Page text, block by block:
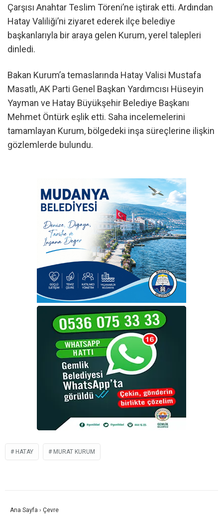
Çarşısı Anahtar Teslim Töreni’ne iştirak etti. Ardından
Hatay Valiliği’ni ziyaret ederek ilçe belediye
başkanlarıyla bir araya gelen Kurum, yerel talepleri
dinledi.
Bakan Kurum’a temaslarında Hatay Valisi Mustafa
Masatlı, AK Parti Genel Başkan Yardımcısı Hüseyin
Yayman ve Hatay Büyükşehir Belediye Başkanı
Mehmet Öntürk eşlik etti. Saha incelemelerini
tamamlayan Kurum, bölgedeki inşa süreçlerine ilişkin
gözlemlerde bulundu.
HATAY MURAT KURUM
Ana Sayfa › Çevre